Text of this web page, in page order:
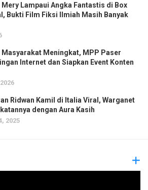
Lampaui Angka Fantastis di Box
Bukti Film Fiksi Ilmiah Masih Banyak
Meningkat, MPP Paser
Internet dan Siapkan Event Konten
Ridwan Kamil di Italia Viral, Warganet
dengan Aura Kasih
2025